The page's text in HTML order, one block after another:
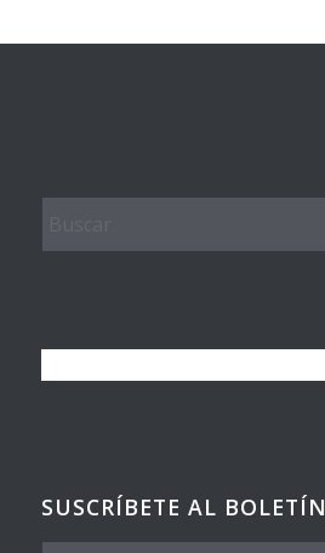
SUSCRÍBETE AL BOLETÍN